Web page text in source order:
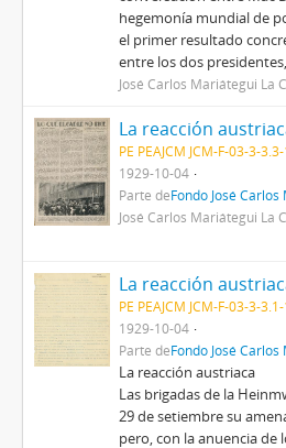
hegemonía mundial de
el primer resultado
entre los dos presidentes,
José Carlos Mariátegui La
PE PEAJCM JCM-F-03-3-
1929-10-04
Parte deFondo José
José Carlos Mariátegui La
PE PEAJCM JCM-F-03-3-
1929-10-04
Parte deFondo José
La reacción austriaca
Las brigadas de la
29 de setiembre su
pero, con la anuencia de